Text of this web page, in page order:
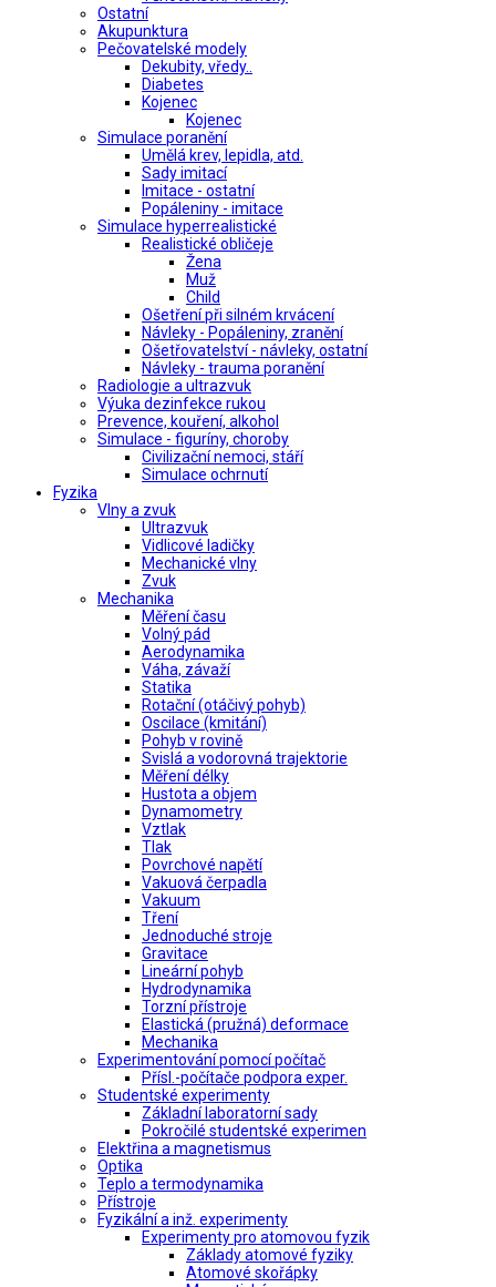
Ostatní
Akupunktura
Pečovatelské modely
Dekubity, vředy..
Diabetes
Kojenec
Kojenec
Simulace poranění
Umělá krev, lepidla, atd.
Sady imitací
Imitace - ostatní
Popáleniny - imitace
Simulace hyperrealistické
Realistické obličeje
Žena
Muž
Child
Ošetření při silném krvácení
Návleky - Popáleniny, zranění
Ošetřovatelství - návleky, ostatní
Návleky - trauma poranění
Radiologie a ultrazvuk
Výuka dezinfekce rukou
Prevence, kouření, alkohol
Simulace - figuríny, choroby
Civilizační nemoci, stáří
Simulace ochrnutí
Fyzika
Vlny a zvuk
Ultrazvuk
Vidlicové ladičky
Mechanické vlny
Zvuk
Mechanika
Měření času
Volný pád
Aerodynamika
Váha, závaží
Statika
Rotační (otáčivý pohyb)
Oscilace (kmitání)
Pohyb v rovině
Svislá a vodorovná trajektorie
Měření délky
Hustota a objem
Dynamometry
Vztlak
Tlak
Povrchové napětí
Vakuová čerpadla
Vakuum
Tření
Jednoduché stroje
Gravitace
Lineární pohyb
Hydrodynamika
Torzní přístroje
Elastická (pružná) deformace
Mechanika
Experimentování pomocí počítač
Přísl.-počítače podpora exper.
Studentské experimenty
Základní laboratorní sady
Pokročilé studentské experimen
Elektřina a magnetismus
Optika
Teplo a termodynamika
Přístroje
Fyzikální a inž. experimenty
Experimenty pro atomovou fyzik
Základy atomové fyziky
Atomové skořápky